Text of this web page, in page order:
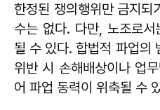
한정된 쟁의행위만 금지되
수는 없다. 다만, 노조로서
될 수 있다. 합법적 파업의
위반 시 손해배상이나 업
어 파업 동력이 위축될 수